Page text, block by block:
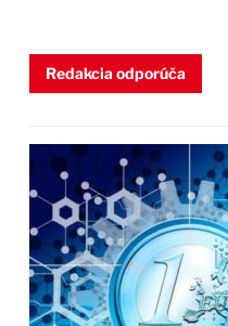
Redakcia odporúča